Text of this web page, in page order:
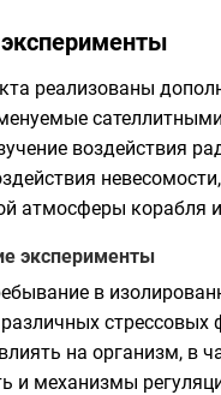
реализованы
воздействия
невесомости
атмосферы корабля
эксперименты
в
стрессовых
на организм, в
и механизмы